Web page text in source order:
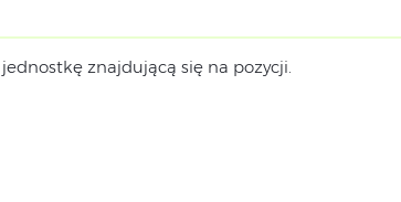
znajdującą się na pozycji.